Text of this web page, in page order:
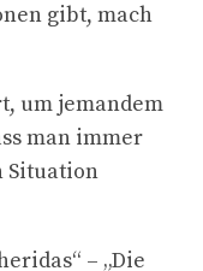
gibt, mach
um jemandem
man immer
Situation
– „Die